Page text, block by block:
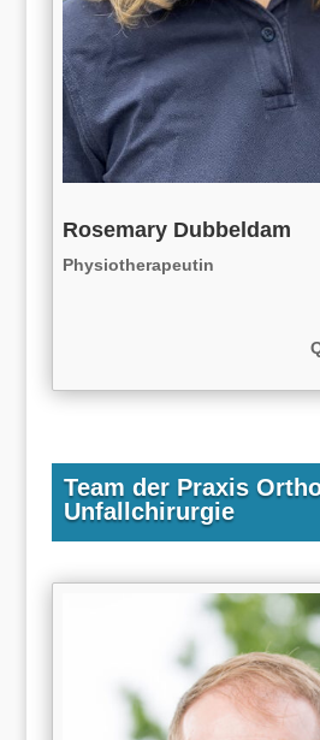
Rosemary Dubbeldam
Physiotherapeutin
Team der Praxis
Unfallchirurgie